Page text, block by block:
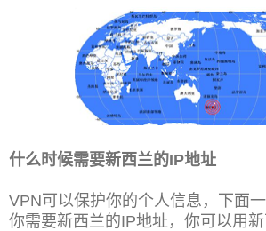
什么时候需要新西兰的IP地址
VPN可以保护你的个人信息，下面
你需要新西兰的IP地址，你可以用